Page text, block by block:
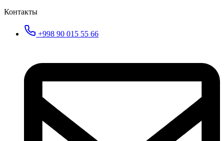
Контакты
+998 90 015 55 66